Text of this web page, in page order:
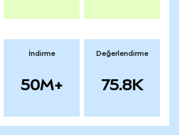
İndirme
50M+
Değerlendirme
75.8K